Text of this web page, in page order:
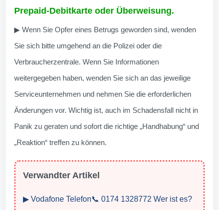
Prepaid-Debitkarte oder Überweisung.
▶ Wenn Sie Opfer eines Betrugs geworden sind, wenden
Sie sich bitte umgehend an die Polizei oder die
Verbraucherzentrale. Wenn Sie Informationen
weitergegeben haben, wenden Sie sich an das jeweilige
Serviceunternehmen und nehmen Sie die erforderlichen
Änderungen vor. Wichtig ist, auch im Schadensfall nicht in
Panik zu geraten und sofort die richtige „Handhabung“ und
„Reaktion“ treffen zu können.
Verwandter Artikel
▶ Vodafone Telefon📞 0174 1328772 Wer ist es?